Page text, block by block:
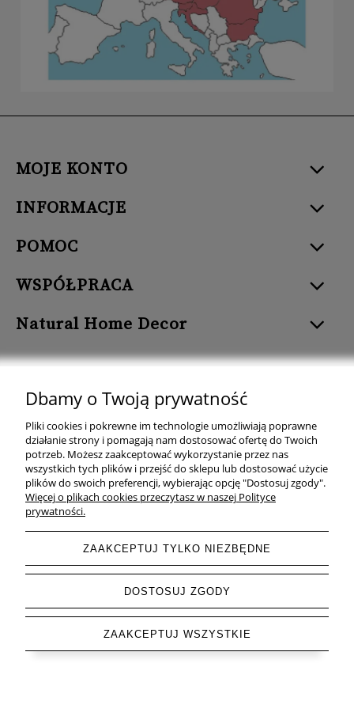
MOJE KONTO
INFORMACJE
POMOC
WSPÓŁPRACA
Natural Home Decor
Natural Home Decor | E-mail: sklep at naturalhomedecor.pl | Tel.:
507 707 299
| NIP: 7971800592 | REGON: 381429127
Copyright © 2026 - Naturalhomedecor.pl
Dbamy o Twoją prywatność
Pliki cookies i pokrewne im technologie umożliwiają poprawne
działanie strony i pomagają nam dostosować ofertę do Twoich
potrzeb. Możesz zaakceptować wykorzystanie przez nas
wszystkich tych plików i przejść do sklepu lub dostosować użycie
plików do swoich preferencji, wybierając opcję "Dostosuj zgody".
Więcej o plikach cookies przeczytasz w naszej Polityce
prywatności.
ZAAKCEPTUJ TYLKO NIEZBĘDNE
DOSTOSUJ ZGODY
ZAAKCEPTUJ WSZYSTKIE